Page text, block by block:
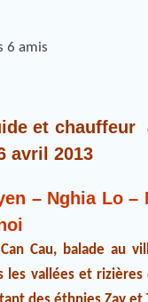
6 amis
et
avril 2013
– Nghia Lo
Cau, balade au
vallées et rizières